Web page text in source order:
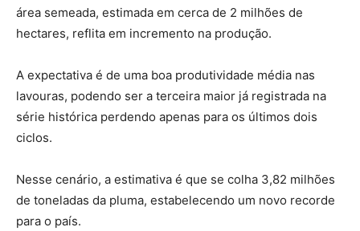
área semeada, estimada em cerca de 2 milhões de
hectares, reflita em incremento na produção.
A expectativa é de uma boa produtividade média nas
lavouras, podendo ser a terceira maior já registrada na
série histórica perdendo apenas para os últimos dois
ciclos.
Nesse cenário, a estimativa é que se colha 3,82 milhões
de toneladas da pluma, estabelecendo um novo recorde
para o país.